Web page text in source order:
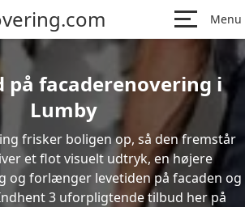
Menu
på facaderenovering i
Lumby
frisker boligen op, så den fremstår
et flot visuelt udtryk, en højere
og forlænger levetiden på facaden og
3 uforpligtende tilbud her på